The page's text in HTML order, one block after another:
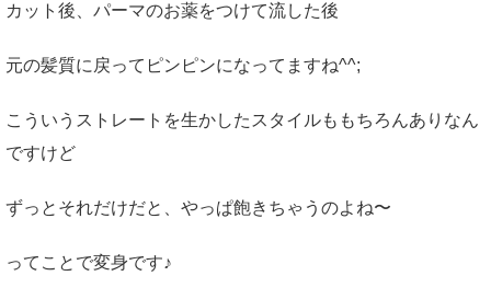
カット後、パーマのお薬をつけて流した後
元の髪質に戻ってピンピンになってますね^^;
こういうストレートを生かしたスタイルももちろんありなん
ですけど
ずっとそれだけだと、やっぱ飽きちゃうのよね〜
ってことで変身です♪